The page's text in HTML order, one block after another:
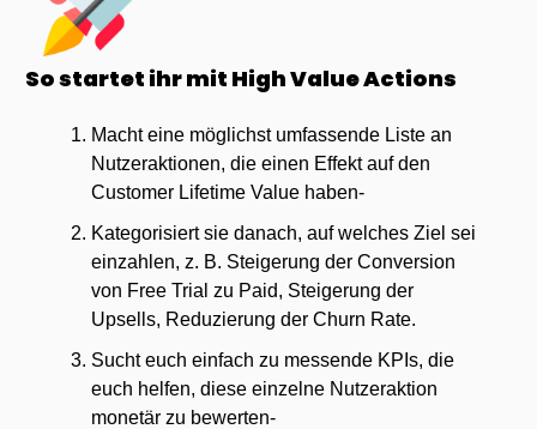
So startet ihr mit High Value Actions
Macht eine möglichst umfassende Liste an
Nutzeraktionen, die einen Effekt auf den
Customer Lifetime Value haben-
Kategorisiert sie danach, auf welches Ziel sei
einzahlen, z. B. Steigerung der Conversion
von Free Trial zu Paid, Steigerung der
Upsells, Reduzierung der Churn Rate.
Sucht euch einfach zu messende KPIs, die
euch helfen, diese einzelne Nutzeraktion
monetär zu bewerten-